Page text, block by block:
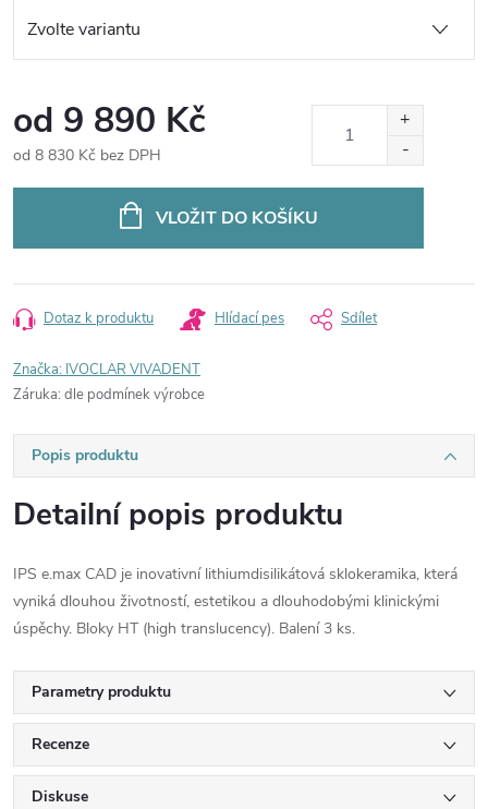
od 9 890 Kč
od 8 830 Kč bez DPH
VLOŽIT DO KOŠÍKU
Dotaz k produktu Hlídací pes Sdílet
Značka: IVOCLAR VIVADENT
Záruka: dle podmínek výrobce
Popis produktu
Detailní popis produktu
IPS e.max CAD je inovativní lithiumdisilikátová sklokeramika, která
vyniká dlouhou životností, estetikou a dlouhodobými klinickými
úspěchy. Bloky HT (high translucency). Balení 3 ks.
Parametry produktu
Recenze
Diskuse